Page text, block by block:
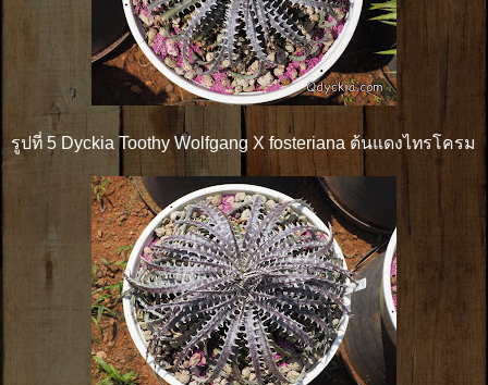
รูปที่ 5 Dyckia Toothy Wolfgang X fosteriana ต้นแดงไทรโครม